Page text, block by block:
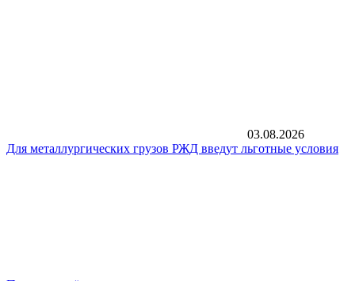
03.08.2026
Для металлургических грузов РЖД введут льготные условия